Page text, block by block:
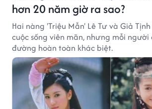
hơn 20 năm giờ ra sao?
Hai nàng 'Triệu Mẫn' Lê Tư và Giả
cuộc sống viên mãn, nhưng mỗi người
đường hoàn toàn khác biệt.